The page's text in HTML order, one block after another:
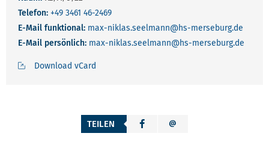
Telefon: +49 3461 46-2469
E-Mail funktional: max-niklas.seelmann@hs-merseburg.de
E-Mail persönlich: max-niklas.seelmann@hs-merseburg.de
Download vCard
TEILEN